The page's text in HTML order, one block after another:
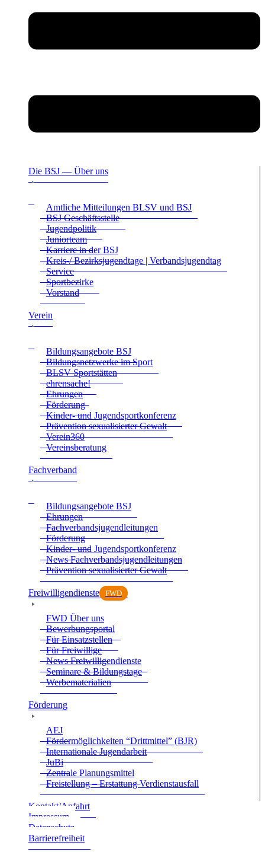
Die BSJ — Über uns
Amt­li­che Mit­tei­lun­gen BLSV und BSJ
BSJ Geschäfts­stelle
Jugend­po­li­tik
Juni­or­team
Kar­riere in der BSJ
Kreis-/ Bezirks­ju­gend­tage | Ver­bands­ju­gend­tag
Ser­vice
Sport­be­zirke
Vor­stand
Ver­ein
Bil­dungs­an­ge­bote BSJ
Bil­dungs­netz­werke im Sport
BLSV Sport­stät­ten
ehren­sa­che!
Ehrun­gen
För­de­rung
Kin­der- und Jugend­sport­kon­fe­renz
Prä­ven­tion sexua­li­sier­ter Gewalt
Verein360
Ver­eins­be­ra­tung
Fach­ver­band
Bil­dungs­an­ge­bote BSJ
Ehrun­gen
Fach­ver­bands­ju­gend­lei­tun­gen
För­de­rung
Kin­der- und Jugend­sport­kon­fe­renz
News Fach­ver­bands­ju­gend­lei­tun­gen
Prä­ven­tion sexua­li­sier­ter Gewalt
Frei­wil­li­gen­dienste FWD
FWD Über uns
Bewer­bungs­por­tal
Für Ein­satz­stel­len
Für Frei­wil­lige
News Frei­wil­li­gen­dienste
Semi­nare & Bil­dungs­tage
Wer­be­ma­te­ria­lien
För­de­rung
AEJ
För­der­mög­lich­kei­ten “Dritt­mit­tel” (BJR)
Inter­na­tio­nale Jugend­ar­beit
JuBi
Zen­trale Pla­nungs­mit­tel
Frei­stel­lung – Erstat­tung Ver­dienst­aus­fall
Kontakt/Anfahrt
Impres­sum
Daten­schutz
Bar­rie­re­frei­heit